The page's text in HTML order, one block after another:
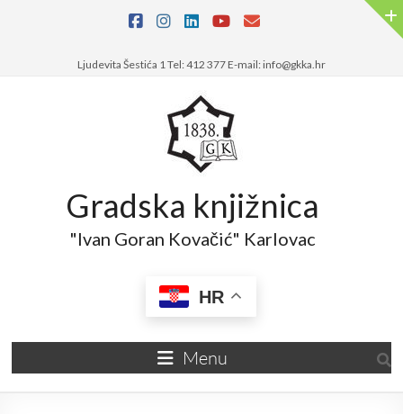
Ljudevita Šestića 1 Tel: 412 377 E-mail: info@gkka.hr
Gradska knjižnica
"Ivan Goran Kovačić" Karlovac
HR
Menu